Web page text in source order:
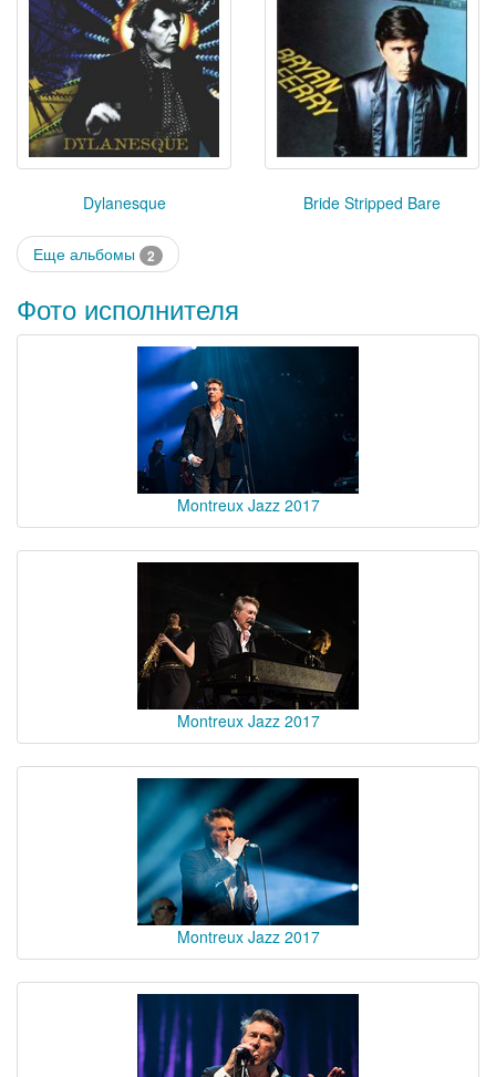
Dylanesque Bride Stripped Bare
Еще альбомы 2
Фото исполнителя
Montreux Jazz 2017
Montreux Jazz 2017
Montreux Jazz 2017